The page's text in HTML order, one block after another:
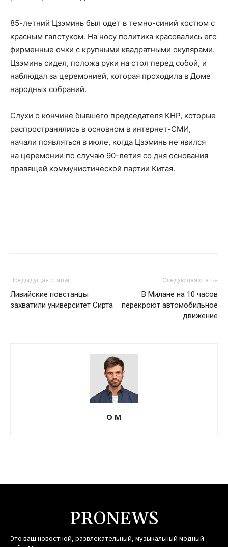
85-летний Цзэминь был одет в темно-синий костюм с
красным галстуком. На носу политика красовались его
фирменные очки с крупными квадратными окулярами.
Цзэминь сидел, положа руки на стол перед собой, и
наблюдал за церемонией, которая проходила в Доме
народных собраний.
Слухи о кончине бывшего председателя КНР, которые
распространялись в основном в интернет-СМИ,
начали появляться в июле, когда Цзэминь не явился
на церемонии по случаю 90-летия со дня основания
правящей коммунистической партии Китая.
Предыдущая статья
Ливийские повстанцы
захватили университет Сирта
Следующая статья
В Милане на 10 часов
перекроют автомобильное
движение
О М
PRONEWS
Это ваш новостной, развлекательный, музыкальный модный